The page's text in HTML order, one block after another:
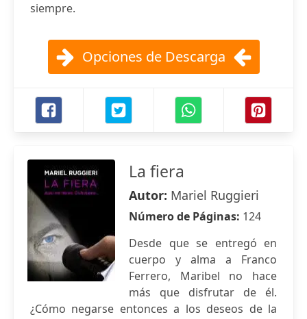
siempre.
Opciones de Descarga
La fiera
Autor: Mariel Ruggieri
Número de Páginas: 124
Desde que se entregó en
cuerpo y alma a Franco
Ferrero, Maribel no hace
más que disfrutar de él.
¿Cómo negarse entonces a los deseos de la